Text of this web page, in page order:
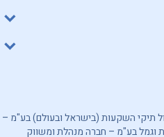
תיקי השקעות (בישראל ובעולם) בע"מ –
וגמל בע"מ – חברה מנהלת ומשווק